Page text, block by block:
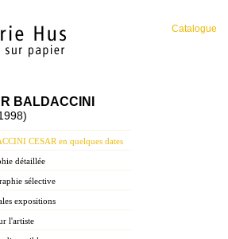
Catalogue
BALDACCINI
CESAR en quelques dates
détaillée
sélective
expositions
l'artiste